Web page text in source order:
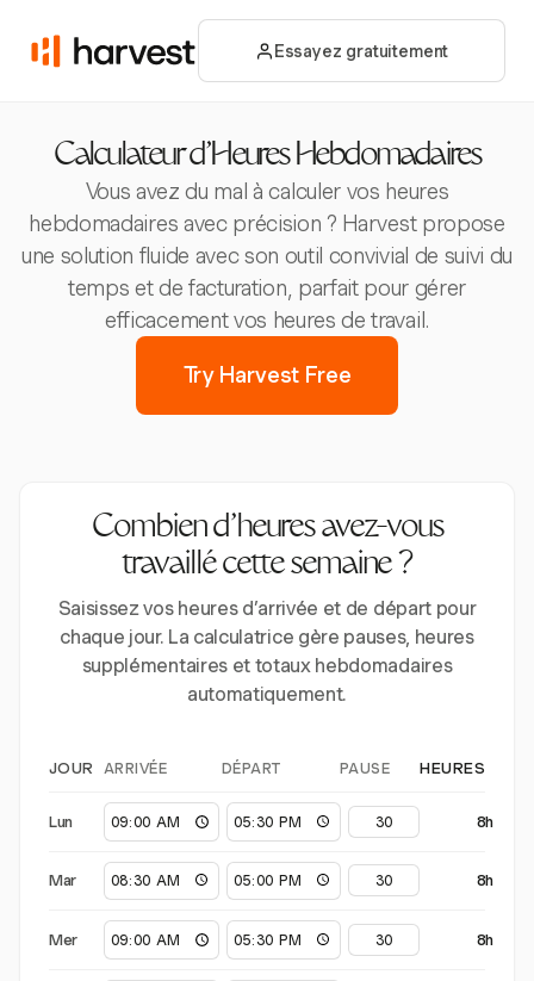
Essayez gratuitement
Calculateur d'Heures Hebdomadaires
Vous avez du mal à calculer vos heures
hebdomadaires avec précision ? Harvest propose
une solution fluide avec son outil convivial de suivi du
temps et de facturation, parfait pour gérer
efficacement vos heures de travail.
Try Harvest Free
Combien d’heures avez-vous
travaillé cette semaine ?
Saisissez vos heures d’arrivée et de départ pour
chaque jour. La calculatrice gère pauses, heures
supplémentaires et totaux hebdomadaires
automatiquement.
JOUR ARRIVÉE DÉPART PAUSE HEURES
Lun 8h
Mar 8h
Mer 8h